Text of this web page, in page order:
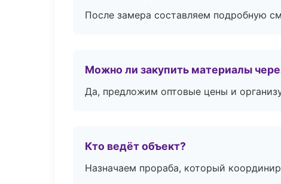
После замера составляем подробную
Можно ли закупить материалы
Да, предложим оптовые цены и
Кто ведёт объект?
Назначаем прораба, который